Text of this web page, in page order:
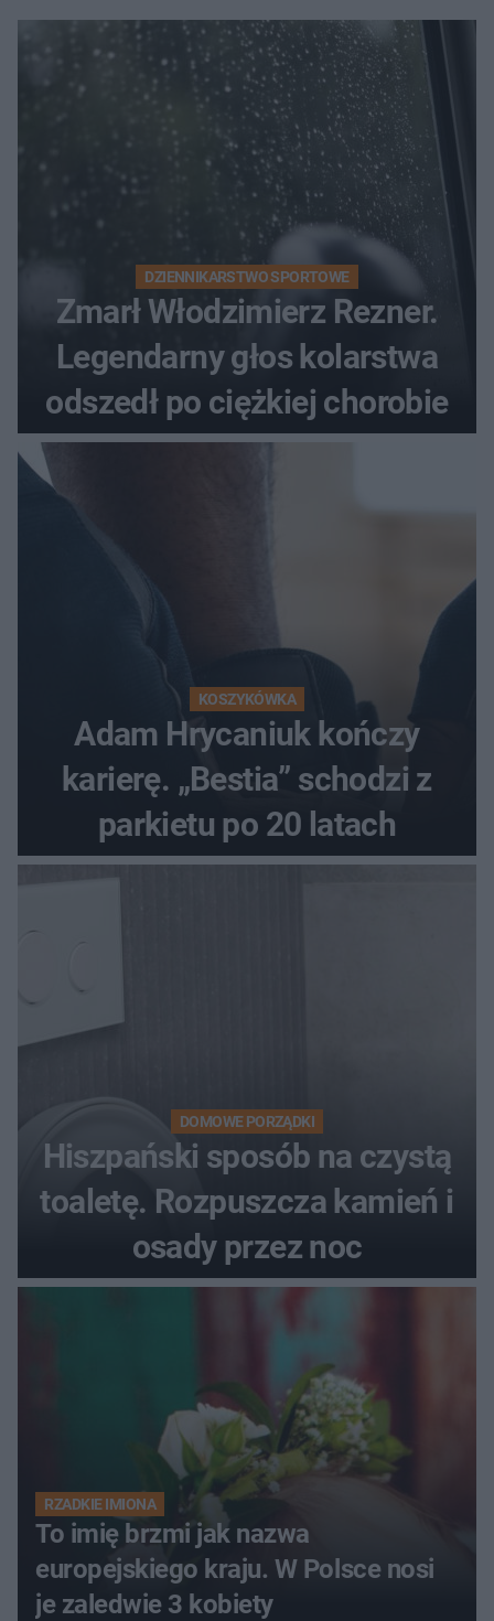
DZIENNIKARSTWO SPORTOWE
Zmarł Włodzimierz Rezner.
Legendarny głos kolarstwa
odszedł po ciężkiej chorobie
KOSZYKÓWKA
Adam Hrycaniuk kończy
karierę. „Bestia” schodzi z
parkietu po 20 latach
DOMOWE PORZĄDKI
Hiszpański sposób na czystą
toaletę. Rozpuszcza kamień i
osady przez noc
RZADKIE IMIONA
To imię brzmi jak nazwa
europejskiego kraju. W Polsce nosi
je zaledwie 3 kobiety